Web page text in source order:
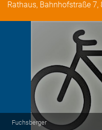
Rathaus, Bahnhofstraße 7,
Fuchsberger